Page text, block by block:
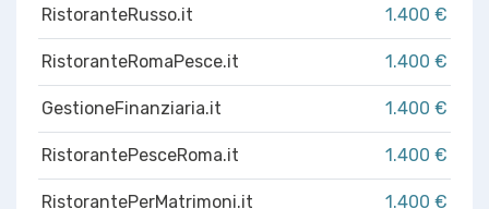
RistoranteRusso.it 1.400 €
RistoranteRomaPesce.it 1.400 €
GestioneFinanziaria.it 1.400 €
RistorantePesceRoma.it 1.400 €
RistorantePerMatrimoni.it 1.400 €